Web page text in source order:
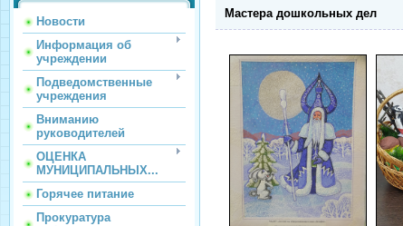
Новости
Информация об
учреждении
Подведомственные
учреждения
Вниманию
руководителей
ОЦЕНКА
МУНИЦИПАЛЬНЫХ...
Горячее питание
Прокуратура
Мастера дошкольных дел